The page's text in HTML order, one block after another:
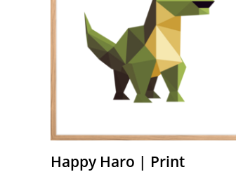
Happy Haro | Print